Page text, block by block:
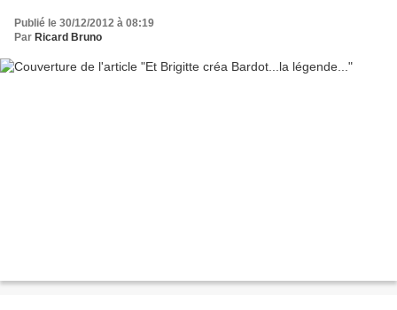
Publié le 30/12/2012 à 08:19
Par Ricard Bruno